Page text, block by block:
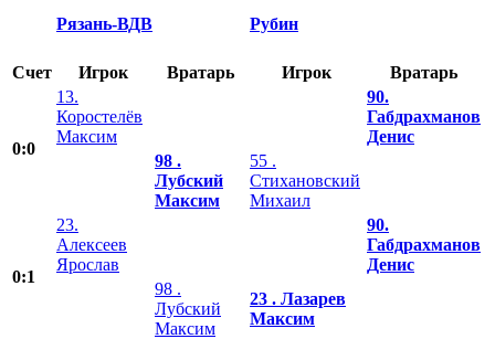
Рязань-ВДВ Рубин
Счет Игрок Вратарь Игрок Вратарь
0:0
13.
Коростелёв
Максим
90.
Габдрахманов
Денис
98 .
Лубский
Максим
55 .
Стихановский
Михаил
0:1
23.
Алексеев
Ярослав
90.
Габдрахманов
Денис
98 .
Лубский
Максим
23 . Лазарев
Максим